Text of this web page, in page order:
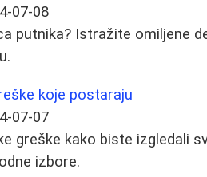
07-08
putnika? Istražite omiljene
koje postaraju
07-07
greške kako biste izgledali
izbore.